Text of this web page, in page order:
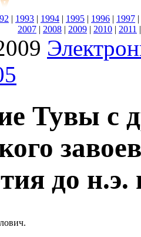
| 1993 | 1994 | 1995 | 1996 | 1997 |
2007 | 2008 | 2009 | 2010 | 2011
Тувы с
до